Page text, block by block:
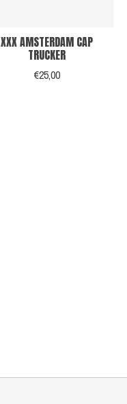
XXX AMSTERDAM CAP
TRUCKER
€25,00